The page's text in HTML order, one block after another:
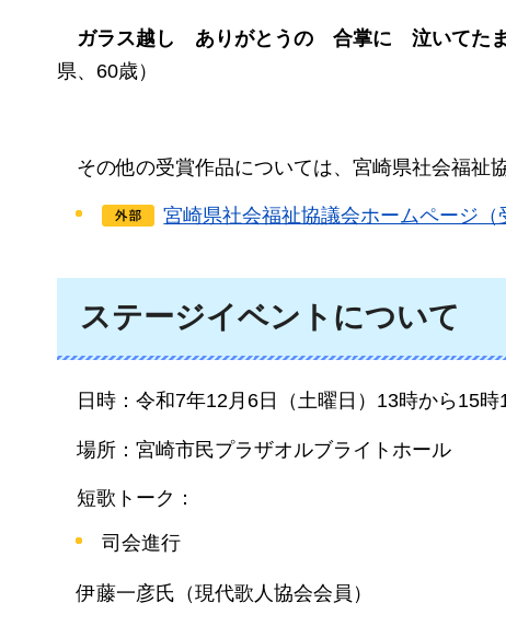
ガラス越し ありがとう の 合掌に 泣いてた
県、60歳）
その他の受賞作品については、宮崎県社会福祉
宮崎県社会福祉協議会ホームページ（
ステージイベントについて
日時 ：令和7年12月6日（土曜日）13時から15
場所 ：宮崎市民プラザオルブライトホール
短歌 トーク：
司会進行
伊藤一彦氏（現代歌人協会会員）